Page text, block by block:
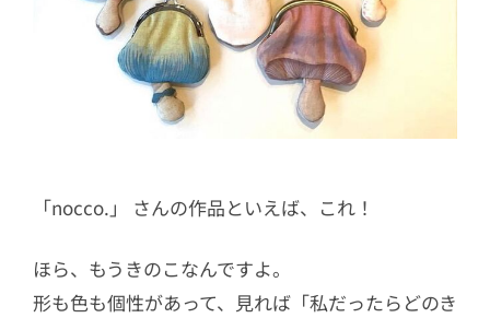
「nocco.」 さんの作品といえば、これ！
ほら、もうきのこなんですよ。
形も色も個性があって、見れば「私だったらどのき